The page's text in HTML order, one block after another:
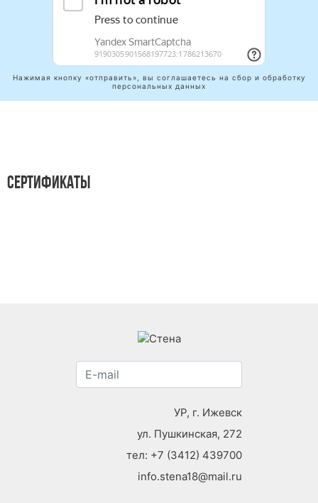
Нажимая кнопку «отправить», вы соглашаетесь на сбор и обработку
персональных данных
СЕРТИФИКАТЫ
УР, г. Ижевск
ул. Пушкинская, 272
тел: +7 (3412) 439700
info.stena18@mail.ru